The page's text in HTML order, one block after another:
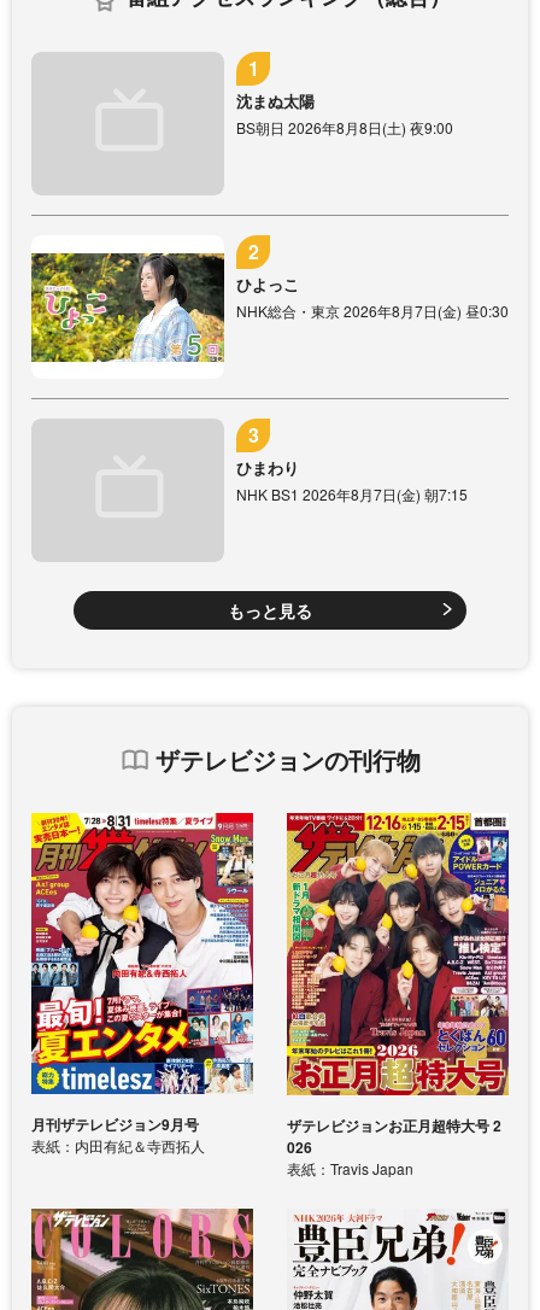
沈まぬ太陽
BS朝日 2026年8月8日(土) 夜9:00
ひよっこ
NHK総合・東京 2026年8月7日(金) 昼0:30
ひまわり
NHK BS1 2026年8月7日(金) 朝7:15
もっと見る
ザテレビジョンの刊行物
月刊ザテレビジョン9月号
表紙：内田有紀＆寺西拓人
ザテレビジョンお正月超特大号 2
026
表紙：Travis Japan